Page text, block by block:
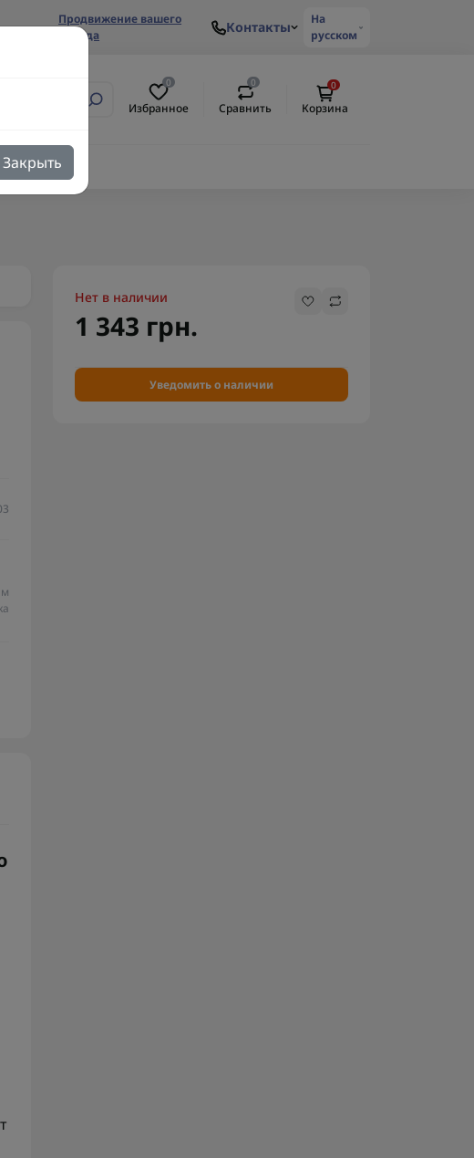
Продвижение вашего
бренда
Контакты
На
русском
0
Избранное
0
Сравнить
0
Корзина
Закрыть
Нет в наличии
1 343 грн.
Уведомить о наличии